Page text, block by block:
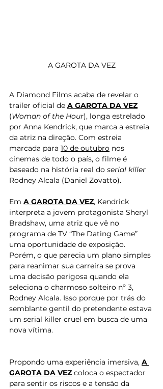
A GAROTA DA VEZ
A Diamond Films acaba de revelar o
trailer oficial de A GAROTA DA VEZ
(Woman of the Hour), longa estrelado
por Anna Kendrick, que marca a estreia
da atriz na direção. Com estreia
marcada para 10 de outubro nos
cinemas de todo o país, o filme é
baseado na história real do serial killer
Rodney Alcala (Daniel Zovatto).
Em A GAROTA DA VEZ, Kendrick
interpreta a jovem protagonista Sheryl
Bradshaw, uma atriz que vê no
programa de TV “The Dating Game”
uma oportunidade de exposição.
Porém, o que parecia um plano simples
para reanimar sua carreira se prova
uma decisão perigosa quando ela
seleciona o charmoso solteiro nº 3,
Rodney Alcala. Isso porque por trás do
semblante gentil do pretendente estava
um serial killer cruel em busca de uma
nova vítima.
Propondo uma experiência imersiva, A
GAROTA DA VEZ coloca o espectador
para sentir os riscos e a tensão da